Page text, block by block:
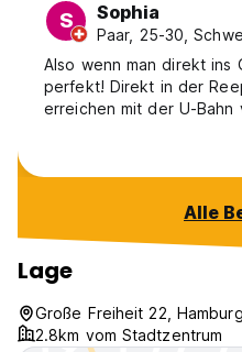
S Sophia
Paar, 25-30,
Also wenn man direkt ins
perfekt! Direkt in der
erreichen mit der U-Bahn
Alle
Lage
Große Freiheit 22,
2.8km vom Stadtzentrum